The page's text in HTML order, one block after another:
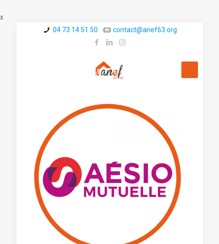
x
04 73 14 51 50
contact@a­nef63.org